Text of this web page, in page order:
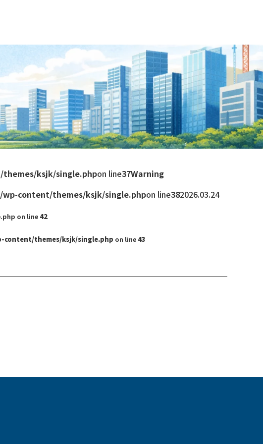
ksjk/single.phpon line37Warning
content/themes/ksjk/single.phpon line382026.03.24
on line 42
content/themes/ksjk/single.php on line 43